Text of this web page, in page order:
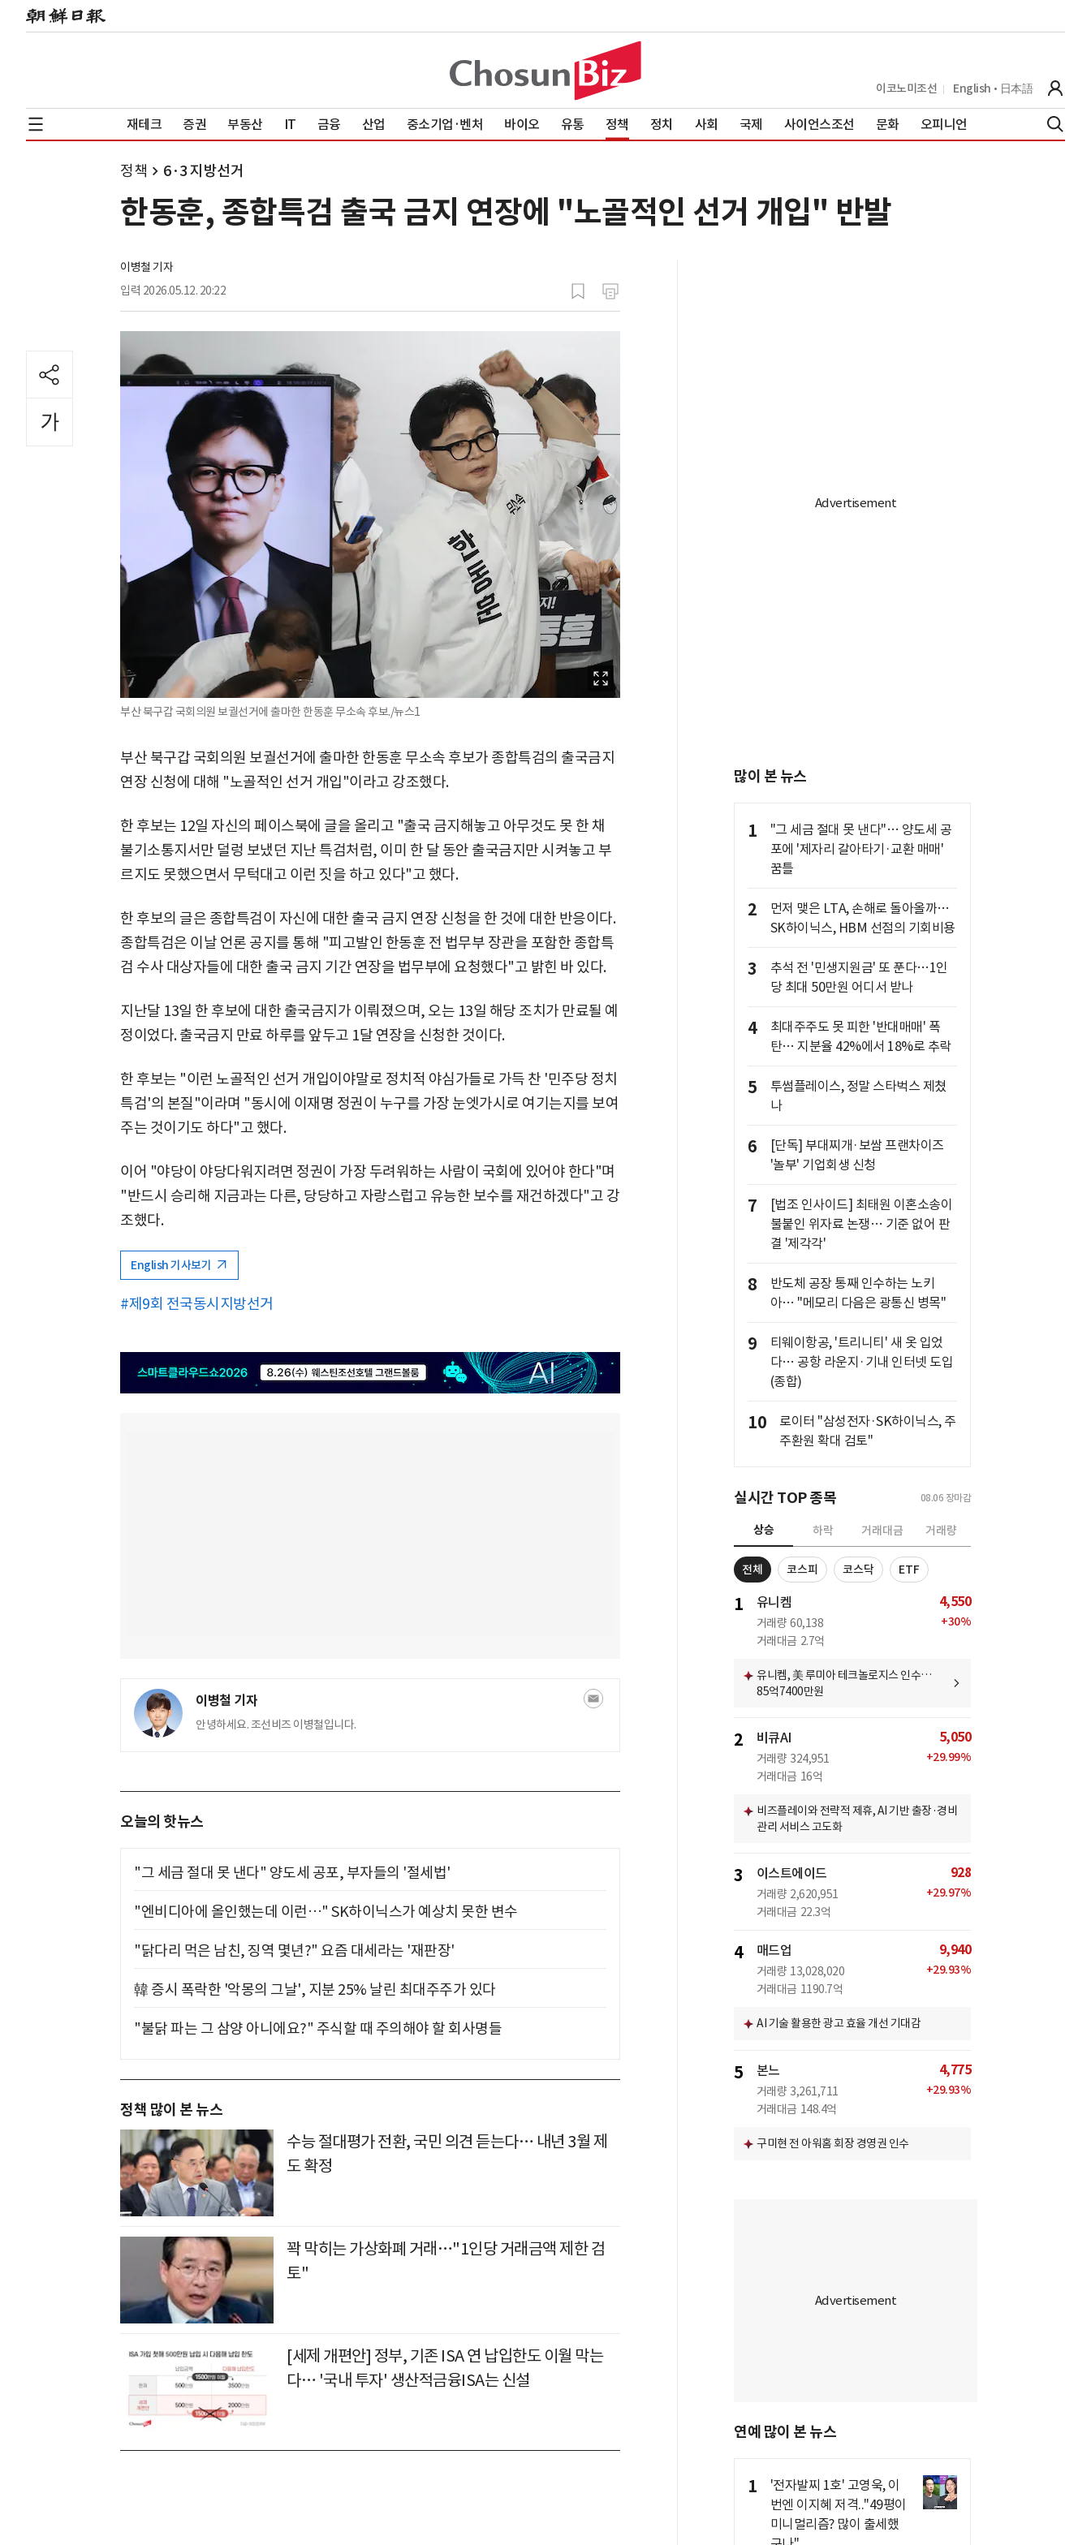
이코노미조선 English 日本語
재테크 증권 부동산 IT 금융 산업 중소기업·벤처 바이오 유통 정책 정치 사회 국제 사이언스조선 문화 오피니언
정책 6·3 지방선거
한동훈, 종합특검 출국 금지 연장에 "노골적인 선거 개입" 반발
이병철 기자
입력 2026.05.12. 20:22
부산 북구갑 국회의원 보궐선거에 출마한 한동훈 무소속 후보./뉴스1
부산 북구갑 국회의원 보궐선거에 출마한 한동훈 무소속 후보가 종합특검의 출국금지
연장 신청에 대해 "노골적인 선거 개입"이라고 강조했다.
한 후보는 12일 자신의 페이스북에 글을 올리고 "출국 금지해놓고 아무것도 못 한 채
불기소통지서만 덜렁 보냈던 지난 특검처럼, 이미 한 달 동안 출국금지만 시켜놓고 부
르지도 못했으면서 무턱대고 이런 짓을 하고 있다"고 했다.
한 후보의 글은 종합특검이 자신에 대한 출국 금지 연장 신청을 한 것에 대한 반응이다.
종합특검은 이날 언론 공지를 통해 "피고발인 한동훈 전 법무부 장관을 포함한 종합특
검 수사 대상자들에 대한 출국 금지 기간 연장을 법무부에 요청했다"고 밝힌 바 있다.
지난달 13일 한 후보에 대한 출국금지가 이뤄졌으며, 오는 13일 해당 조치가 만료될 예
정이었다. 출국금지 만료 하루를 앞두고 1달 연장을 신청한 것이다.
한 후보는 "이런 노골적인 선거 개입이야말로 정치적 야심가들로 가득 찬 '민주당 정치
특검'의 본질"이라며 "동시에 이재명 정권이 누구를 가장 눈엣가시로 여기는지를 보여
주는 것이기도 하다"고 했다.
이어 "야당이 야당다워지려면 정권이 가장 두려워하는 사람이 국회에 있어야 한다"며
"반드시 승리해 지금과는 다른, 당당하고 자랑스럽고 유능한 보수를 재건하겠다"고 강
조했다.
English 기사보기
#제9회 전국동시지방선거
이병철 기자
안녕하세요. 조선비즈 이병철입니다.
오늘의 핫뉴스
"그 세금 절대 못 낸다" 양도세 공포, 부자들의 '절세법'
"엔비디아에 올인했는데 이런…" SK하이닉스가 예상치 못한 변수
"닭다리 먹은 남친, 징역 몇년?" 요즘 대세라는 '재판장'
韓 증시 폭락한 '악몽의 그날', 지분 25% 날린 최대주주가 있다
"불닭 파는 그 삼양 아니에요?" 주식할 때 주의해야 할 회사명들
정책 많이 본 뉴스
수능 절대평가 전환, 국민 의견 듣는다… 내년 3월 제
도 확정
꽉 막히는 가상화폐 거래…"1인당 거래금액 제한 검
토"
[세제 개편안] 정부, 기존 ISA 연 납입한도 이월 막는
다… '국내 투자' 생산적금융ISA는 신설
많이 본 뉴스
1
"그 세금 절대 못 낸다"… 양도세 공
포에 '제자리 갈아타기·교환 매매'
꿈틀
2
먼저 맺은 LTA, 손해로 돌아올까…
SK하이닉스, HBM 선점의 기회비용
3
추석 전 '민생지원금' 또 푼다…1인
당 최대 50만원 어디서 받나
4
최대주주도 못 피한 '반대매매' 폭
탄… 지분율 42%에서 18%로 추락
5
투썸플레이스, 정말 스타벅스 제쳤
나
6
[단독] 부대찌개·보쌈 프랜차이즈
'놀부' 기업회생 신청
7
[법조 인사이드] 최태원 이혼소송이
불붙인 위자료 논쟁… 기준 없어 판
결 '제각각'
8
반도체 공장 통째 인수하는 노키
아… "메모리 다음은 광통신 병목"
9
티웨이항공, '트리니티' 새 옷 입었
다… 공항 라운지·기내 인터넷 도입
(종합)
10
로이터 "삼성전자·SK하이닉스, 주
주환원 확대 검토"
실시간 TOP 종목 08.06 장마감
상승 하락 거래대금 거래량
전체 코스피 코스닥 ETF
1 유니켐
거래량 60,138
거래대금 2.7억
4,550
+30%
유니켐, 美 루미아 테크놀로지스 인수…
85억7400만원
2 비큐AI
거래량 324,951
거래대금 16억
5,050
+29.99%
비즈플레이와 전략적 제휴, AI 기반 출장·경비
관리 서비스 고도화
3 이스트에이드
거래량 2,620,951
거래대금 22.3억
928
+29.97%
4 매드업
거래량 13,028,020
거래대금 1190.7억
9,940
+29.93%
AI 기술 활용한 광고 효율 개선 기대감
5 본느
거래량 3,261,711
거래대금 148.4억
4,775
+29.93%
구미현 전 아워홈 회장 경영권 인수
연예 많이 본 뉴스
1
'전자발찌 1호' 고영욱, 이
번엔 이지혜 저격.."49평이
미니멀리즘? 많이 출세했